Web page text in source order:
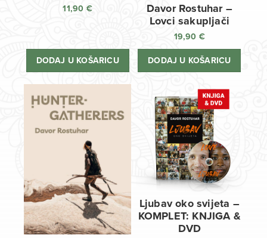
11,90 €
DODAJ U KOŠARICU
Davor Rostuhar –
Lovci sakupljači
19,90 €
DODAJ U KOŠARICU
Ljubav oko svijeta –
KOMPLET: KNJIGA &
DVD